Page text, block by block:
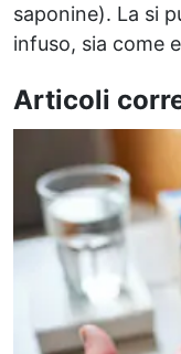
saponine). La si
infuso, sia come
Articoli